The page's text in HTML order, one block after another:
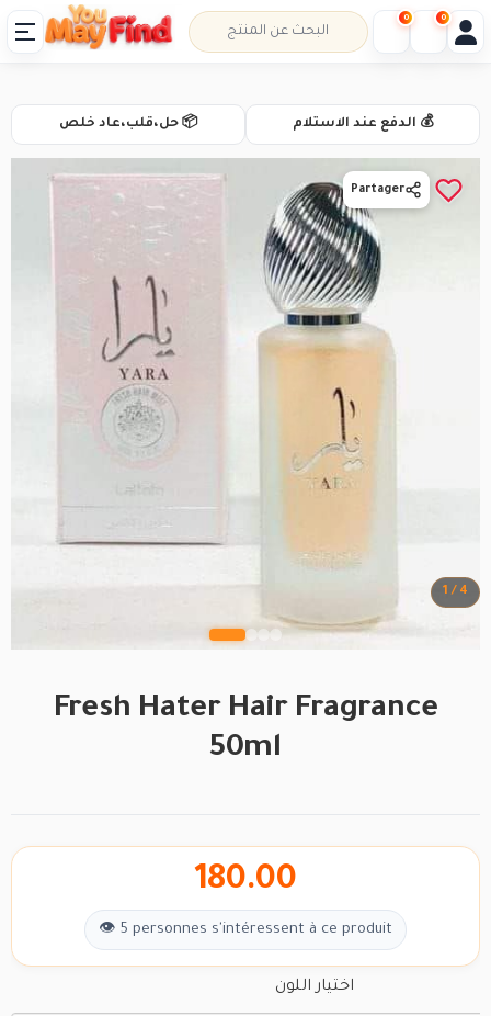
Fresh Hater Hair Fragrance
50ml
📦 حل،قلب،عاد خلص 💰 الدفع عند الاستلام
1 / 4
Partager
180.00
👁 5 personnes s'intéressent à ce produit
اختيار اللون
0 0